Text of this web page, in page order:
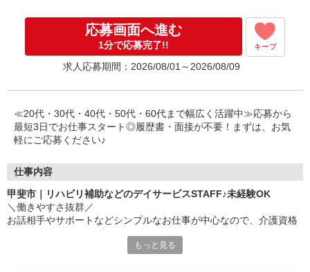
応募画面へ進む
1分で応募完了!! キープ
求人応募期間：2026/08/01～2026/08/09
≪20代・30代・40代・50代・60代まで幅広く活躍中≫応募から
最短3日でお仕事スタート◎履歴書・面接が不要！まずは、お気
軽にご応募ください♪
仕事内容
甲斐市｜リハビリ補助などのデイサービスSTAFF♪未経験OK
＼働きやすさ抜群／
お話相手やサポートなどシンプルなお仕事が中心なので、介護資格
もっと見る